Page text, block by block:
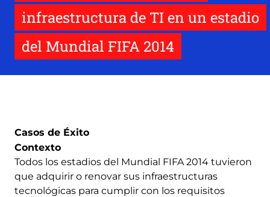
infraestructura de TI en un estadio
del Mundial FIFA 2014
Casos de Éxito
Contexto
Todos los estadios del Mundial FIFA 2014 tuvieron
que adquirir o renovar sus infraestructuras
tecnológicas para cumplir con los requisitos